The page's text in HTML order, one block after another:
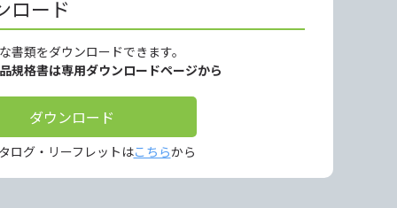
ロード
書類をダウンロードできます。
規格書は専用ダウンロードページから
ダウンロード
ログ・リーフレットはこちらから